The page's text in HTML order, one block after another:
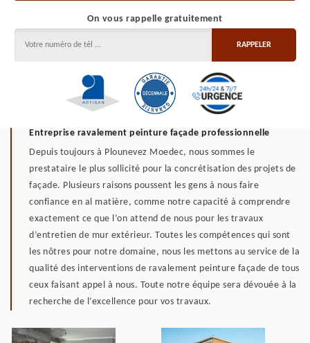
On vous rappelle gratuitement
Entreprise ravalement peinture façade professionnelle
Depuis toujours à Plounevez Moedec, nous sommes le
prestataire le plus sollicité pour la concrétisation des projets de
façade. Plusieurs raisons poussent les gens à nous faire
confiance en al matière, comme notre capacité à comprendre
exactement ce que l’on attend de nous pour les travaux
d’entretien de mur extérieur. Toutes les compétences qui sont
les nôtres pour notre domaine, nous les mettons au service de la
qualité des interventions de ravalement peinture façade de tous
ceux faisant appel à nous. Toute notre équipe sera dévouée à la
recherche de l’excellence pour vos travaux.